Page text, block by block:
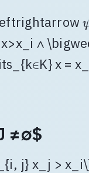
∧
x =
≠∅$
j} x_j >